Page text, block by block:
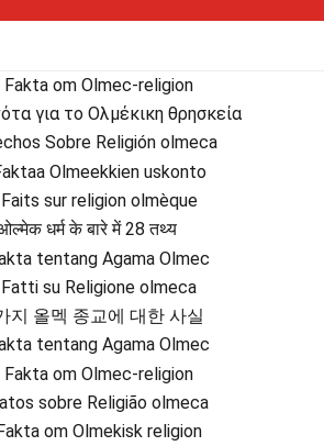
om Olmec-religion
για το Ολμέκικη θρησκεία
Sobre Religión olmeca
Olmeekkien uskonto
sur religion olmèque
धर्म के बारे में 28 तथ्य
tentang Agama Olmec
su Religione olmeca
올멕 종교에 대한 사실
tentang Agama Olmec
om Olmec-religion
sobre Religião olmeca
om Olmekisk religion